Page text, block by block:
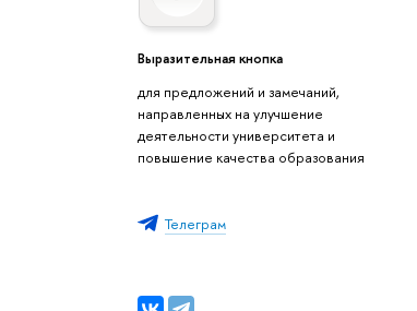
Выразительная кнопка
для предложений и замечаний,
направленных на улучшение
деятельности университета и
повышение качества образования
Телеграм